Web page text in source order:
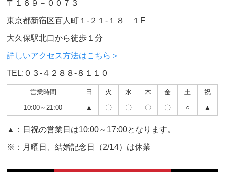
〒１６９－００７３
東京都新宿区百人町１-２１-１８ １F
大久保駅北口から徒歩１分
詳しいアクセス方法はこちら＞
TEL:０３-４２８８-８１１０
営業時間 日 火 水 木 金 土 祝
10:00～21:00 ▲ 〇 〇 〇 〇 ○ ▲
▲：日祝の営業日は10:00～17:00となります。
※：月曜日、結婚記念日（2/14）は休業